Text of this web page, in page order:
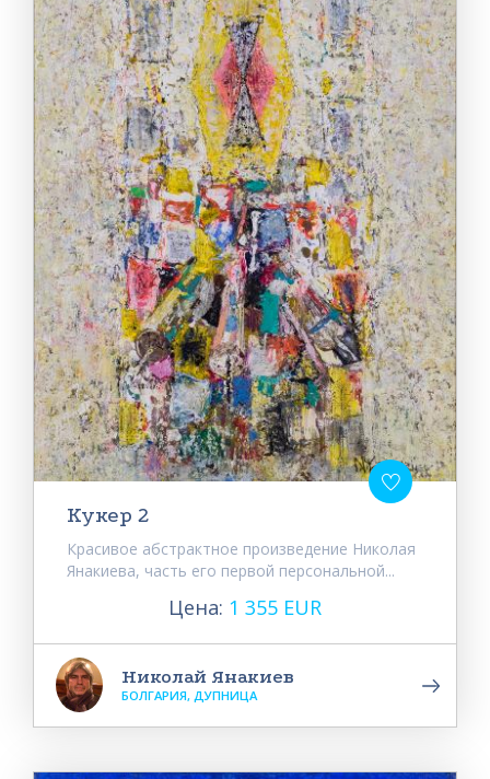
Кукер 2
Красивое абстрактное произведение Николая
Янакиева, часть его первой персональной...
Цена: 1 355 EUR
Николай Янакиев
БОЛГАРИЯ, ДУПНИЦА